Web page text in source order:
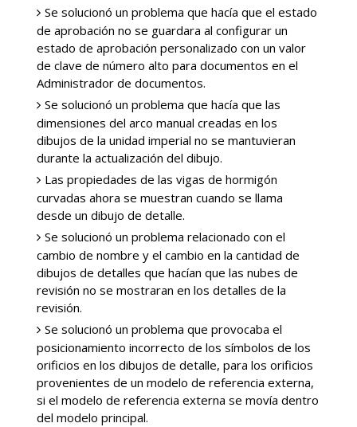
Se solucionó un problema que hacía que el estado
de aprobación no se guardara al configurar un
estado de aprobación personalizado con un valor
de clave de número alto para documentos en el
Administrador de documentos.
Se solucionó un problema que hacía que las
dimensiones del arco manual creadas en los
dibujos de la unidad imperial no se mantuvieran
durante la actualización del dibujo.
Las propiedades de las vigas de hormigón
curvadas ahora se muestran cuando se llama
desde un dibujo de detalle.
Se solucionó un problema relacionado con el
cambio de nombre y el cambio en la cantidad de
dibujos de detalles que hacían que las nubes de
revisión no se mostraran en los detalles de la
revisión.
Se solucionó un problema que provocaba el
posicionamiento incorrecto de los símbolos de los
orificios en los dibujos de detalle, para los orificios
provenientes de un modelo de referencia externa,
si el modelo de referencia externa se movía dentro
del modelo principal.